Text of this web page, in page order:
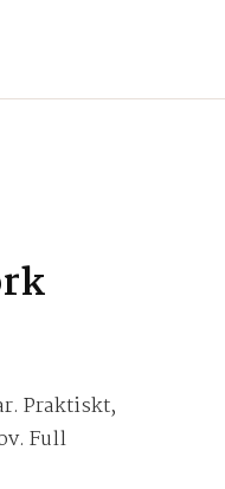
Praktiskt,
Full